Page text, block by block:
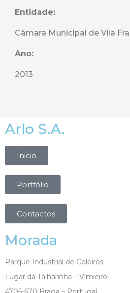
Entidade:
Câmara Municipal de Vila
Ano:
2013
Arlo S.A.
Inicio
Portfólio
Contactos
Morada
Parque Industrial de Celeirós
Lugar da Talharinha – Vimieiro